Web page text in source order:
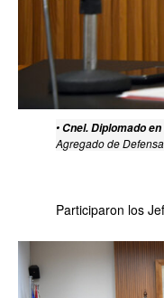
•Cnel. Diplomado
Agregado de
Participaron los